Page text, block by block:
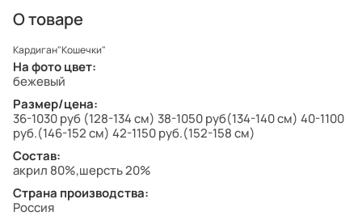
О товаре
Кардиган"Кошечки"
На фото цвет:
бежевый
Размер/цена:
36-1030 руб (128-134 см) 38-1050 руб(134-140 см) 40-1100
руб.(146-152 см) 42-1150 руб.(152-158 см)
Состав:
акрил 80%,шерсть 20%
Страна производства:
Россия